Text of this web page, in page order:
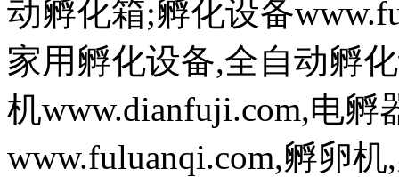
动孵化箱;孵化设备
家用孵化设备,全自动孵
机www.dianfuji.com,电
www.fuluanqi.com,孵卵